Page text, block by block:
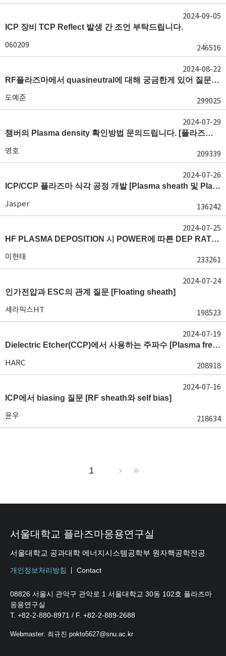
ICP 장비 TCP Reflect 발생 간 조언 부탁드립니다.
060209 246516
2024-09-05
RF플라즈마에서 quasineutral에 대해 궁금한게 있어 질문글 올립니다.[quasineutral]
도예준 299025
2024-08-22
챔버의 Plasma density 확인방법 문의드립니다. [플라즈마 모니터링, OES, LP]
영호 209339
2024-07-29
ICP/CCP 플라즈마 식각 공정 개발 [Plasma sheath 및 Plasma generation]
Jasper 136242
2024-07-26
HF PLASMA DEPOSITION 시 POWER에 따른 DEP RATE 변화 [장비 플라즈마, Rate constant]
이현태 233261
2024-07-25
인가전압과 ESC의 관계 질문 [Floating sheath]
세라믹스HT 198523
2024-07-24
Dielectric Etcher(CCP)에서 사용하는 주파수 [Plasma frequency 및 RF sheath]
HARC 208918
2024-07-19
ICP에서 biasing 질문 [RF sheath와 self bias]
윤우 218634
2024-07-16
1
서울대학교 플라즈마응용연구실
서울대학교 공과대학 에너지시스템공학부 원자핵공학전공
개인정보처리방침 Contact
08826 서울시 관악구 관악로 1 서울대학교 30동 102호 플라즈마
응용연구실
T. +82-2-880-8971 / F. +82-2-889-2688
Webmaster: 최규진 pokto5627@snu.ac.kr